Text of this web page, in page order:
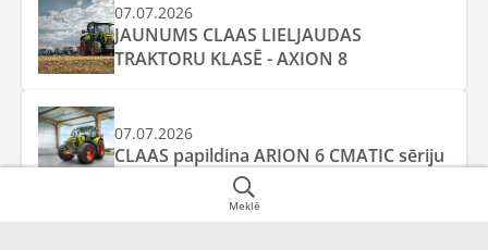
Meklē
07.07.2026
JAUNUMS CLAAS LIELJAUDAS
TRAKTORU KLASĒ - AXION 8
07.07.2026
CLAAS papildina ARION 6 CMATIC sēriju